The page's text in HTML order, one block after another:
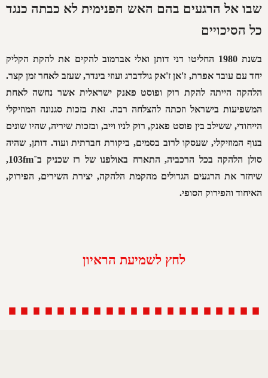
שבו אל הרגעים בהם האש הפנימית לא כבתה כנגד
כל הסיכויים
בשנת 1980 החליטו דני דותן ואלי אברמוב להקים את להקת הקליק
יחד עם עובד אפרת, ז'אן ז'אק גולדברג ועוזי בינדר, שעזב לאחר זמן קצר.
הלהקה הייתה להקת רוק ופוסט פאנק ישראלית אשר נחשה לאחת
המשפיעות בישראל וזכתה להצלחה רבה. זאת בזכות סגנונה המוזיקלי
הייחודי, ששילב בין פוסט פאנק, רוק לניו וייב, ובזכות שיריה, שהיו שונים
בנוף המוזיקלי, שעסקו לרוב בסמים, ביקורת חברתית ועוד. דותן, שהיה
סולן הלהקה בכל הרכביה, התארח באולפנו של רז שכניק ב־103fm,
שיחזר את הרגעים הגדולים מהקמת הלהקה, יצירת השירים, הפירוק,
האיחוד והפירוק הסופי.
לחץ לשמיעת הראיון